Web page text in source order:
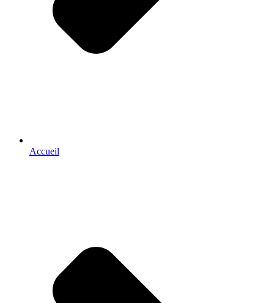
Accueil